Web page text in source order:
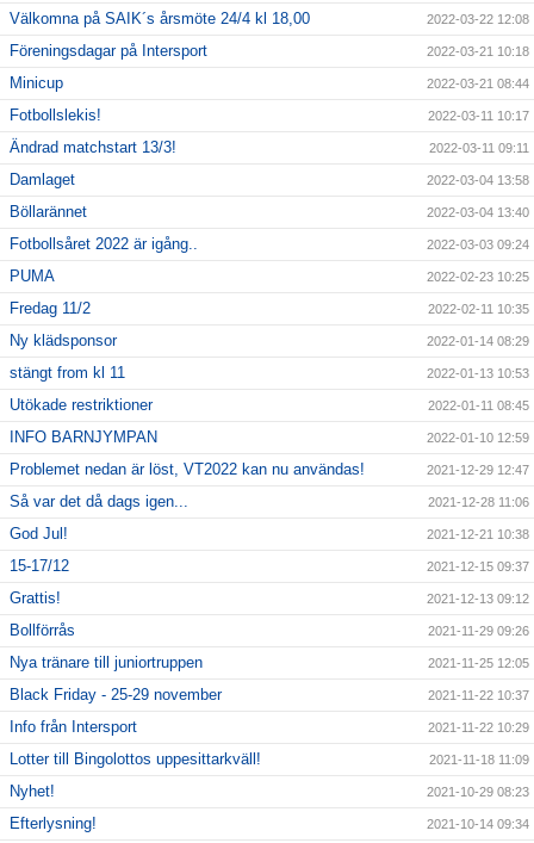
Välkomna på SAIK´s årsmöte 24/4 kl 18,00 2022-03-22 12:08
Föreningsdagar på Intersport 2022-03-21 10:18
Minicup 2022-03-21 08:44
Fotbollslekis! 2022-03-11 10:17
Ändrad matchstart 13/3! 2022-03-11 09:11
Damlaget 2022-03-04 13:58
Böllarännet 2022-03-04 13:40
Fotbollsåret 2022 är igång.. 2022-03-03 09:24
PUMA 2022-02-23 10:25
Fredag 11/2 2022-02-11 10:35
Ny klädsponsor 2022-01-14 08:29
stängt from kl 11 2022-01-13 10:53
Utökade restriktioner 2022-01-11 08:45
INFO BARNJYMPAN 2022-01-10 12:59
Problemet nedan är löst, VT2022 kan nu användas! 2021-12-29 12:47
Så var det då dags igen... 2021-12-28 11:06
God Jul! 2021-12-21 10:38
15-17/12 2021-12-15 09:37
Grattis! 2021-12-13 09:12
Bollförrås 2021-11-29 09:26
Nya tränare till juniortruppen 2021-11-25 12:05
Black Friday - 25-29 november 2021-11-22 10:37
Info från Intersport 2021-11-22 10:29
Lotter till Bingolottos uppesittarkväll! 2021-11-18 11:09
Nyhet! 2021-10-29 08:23
Efterlysning! 2021-10-14 09:34